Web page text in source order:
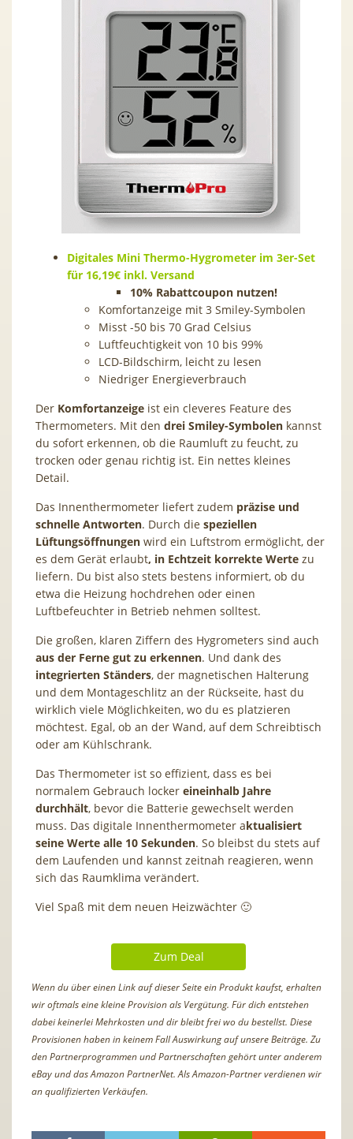
Digitales Mini Thermo-Hygrometer im 3er-Set
für 16,19€ inkl. Versand
10% Rabattcoupon nutzen!
Komfortanzeige mit 3 Smiley-Symbolen
Misst -50 bis 70 Grad Celsius
Luftfeuchtigkeit von 10 bis 99%
LCD-Bildschirm, leicht zu lesen
Niedriger Energieverbrauch
Der Komfortanzeige ist ein cleveres Feature des
Thermometers. Mit den drei Smiley-Symbolen kannst
du sofort erkennen, ob die Raumluft zu feucht, zu
trocken oder genau richtig ist. Ein nettes kleines
Detail.
Das Innenthermometer liefert zudem präzise und
schnelle Antworten. Durch die speziellen
Lüftungsöffnungen wird ein Luftstrom ermöglicht, der
es dem Gerät erlaubt, in Echtzeit korrekte Werte zu
liefern. Du bist also stets bestens informiert, ob du
etwa die Heizung hochdrehen oder einen
Luftbefeuchter in Betrieb nehmen solltest.
Die großen, klaren Ziffern des Hygrometers sind auch
aus der Ferne gut zu erkennen. Und dank des
integrierten Ständers, der magnetischen Halterung
und dem Montageschlitz an der Rückseite, hast du
wirklich viele Möglichkeiten, wo du es platzieren
möchtest. Egal, ob an der Wand, auf dem Schreibtisch
oder am Kühlschrank.
Das Thermometer ist so effizient, dass es bei
normalem Gebrauch locker eineinhalb Jahre
durchhält, bevor die Batterie gewechselt werden
muss. Das digitale Innenthermometer aktualisiert
seine Werte alle 10 Sekunden. So bleibst du stets auf
dem Laufenden und kannst zeitnah reagieren, wenn
sich das Raumklima verändert.
Viel Spaß mit dem neuen Heizwächter 🙂
Zum Deal
Wenn du über einen Link auf dieser Seite ein Produkt kaufst, erhalten
wir oftmals eine kleine Provision als Vergütung. Für dich entstehen
dabei keinerlei Mehrkosten und dir bleibt frei wo du bestellst. Diese
Provisionen haben in keinem Fall Auswirkung auf unsere Beiträge. Zu
den Partnerprogrammen und Partnerschaften gehört unter anderem
eBay und das Amazon PartnerNet. Als Amazon-Partner verdienen wir
an qualifizierten Verkäufen.